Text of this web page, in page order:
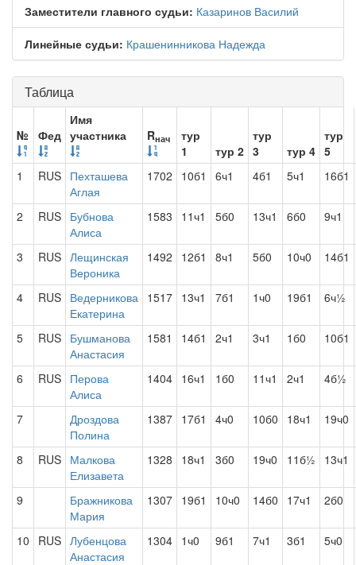
Заместители главного судьи: Казаринов Василий
Линейные судьи: Крашенинникова Надежда
Таблица
№ Фед
Имя
участника
Rнач
тур
1
тур 2
тур
3
тур 4
тур
5
1
RUS Пехташева
Аглая
1702 10б1 6ч1 4б1 5ч1 16б1
2 RUS Бубнова
Алиса
1583 11ч1 5б0 13ч1 6б0 9ч1
3 RUS Лещинская
Вероника
1492 12б1 8ч1 5б0 10ч0 14б1
4 RUS Ведерникова
Екатерина
1517 13ч1 7б1 1ч0 19б1 6ч½
5 RUS Бушманова
Анастасия
1581 14б1 2ч1 3ч1 1б0 10б1
6 RUS Перова
Алиса
1404 16ч1 1б0 11ч1 2ч1 4б½
7
Дроздова
Полина
1387 17б1 4ч0 10б0 18ч1 19ч0
8 RUS Малкова
Елизавета
1328 18ч1 3б0 19ч0 11б½ 13ч1
9
Бражникова
Мария
1307 19б1 10ч0 14б0 17ч1 2б0
10 RUS Лубенцова
Анастасия
1304 1ч0 9б1 7ч1 3б1 5ч0